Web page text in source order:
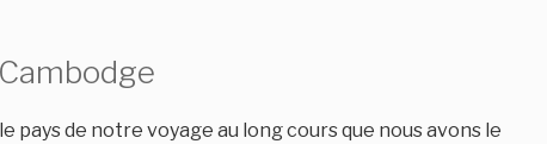
pays de notre voyage au long cours que nous avons le